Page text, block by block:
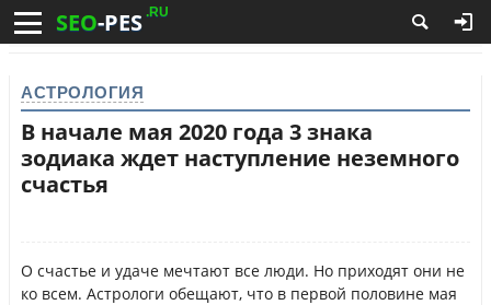
SEO-PES .RU
АСТРОЛОГИЯ
В начале мая 2020 года 3 знака
зодиака ждет наступление неземного
счастья
О счастье и удаче мечтают все люди. Но приходят они не
ко всем. Астрологи обещают, что в первой половине мая